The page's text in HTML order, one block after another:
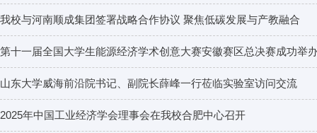
我校与河南顺成集团签署战略合作协议 聚焦低碳发展与产教融合
第十一届全国大学生能源经济学术创意大赛安徽赛区总决赛成功举
山东大学威海前沿院书记、副院长薛峰一行莅临实验室访问交流
2025年中国工业经济学会理事会在我校合肥中心召开